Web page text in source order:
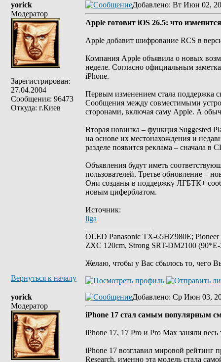
yorick
Модератор
Зарегистрирован:
27.04.2004
Сообщения: 96473
Откуда: г.Киев
Добавлено: Вт Июн 02,
Apple готовит iOS 26.5: что
Apple добавит шифрование RCS в
Компания Apple объявила о новых
неделе. Согласно официальным
iPhone.
Первым изменением стала поддержка
Сообщения между совместимыми
сторонами, включая саму Apple. А
Вторая новинка – функция Suggested
на основе их местонахождения и
разделе появится реклама – сначала
Объявления будут иметь
пользователей. Третье обновление –
Они созданы в поддержку ЛГБТК+
новым циферблатом.
Источник:
liga
OLED Panasonic TX-65HZ980E;
ZXC 120cm, Strong SRT-DM2100
Желаю, чтобы у Вас сбылось то, чего
Вернуться к началу
yorick
Модератор
Добавлено: Ср Июн 03,
iPhone 17 стал самым популярным
iPhone 17, 17 Pro и Pro Max заняли
iPhone 17 возглавил мировой рейтинг
Research, именно эта модель стала